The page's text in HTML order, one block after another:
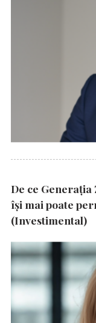
De ce
își mai poate
(Investimental)